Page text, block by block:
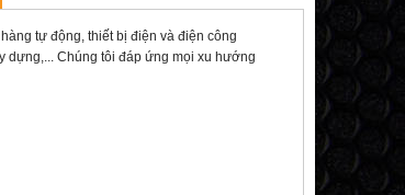
tự động, thiết bị điện và điện công
dựng,... Chúng tôi đáp ứng mọi xu hướng